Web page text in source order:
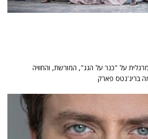
מרגלית על "כנר על הגג", המורשת, והחוויה
בריג'נטס פארק